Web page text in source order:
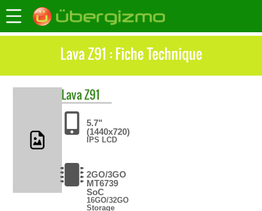
Lava Z91 : Fiche Technique
LavaZ91
5.7"
(1440x720)
IPS LCD
2GO/3GO
MT6739
SoC
16GO/32GO
Storage